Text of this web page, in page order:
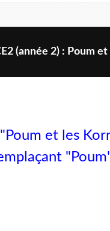
(année 2) : Poum
et les